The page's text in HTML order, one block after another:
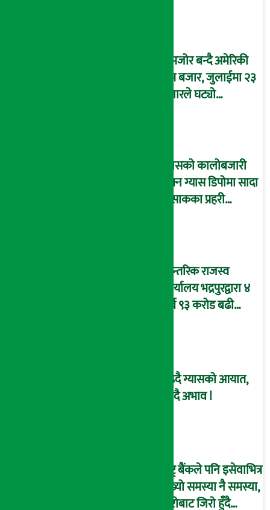
कमजोर बन्दै अमेरिकी
श्रम बजार, जुलाईमा २३
हजारले घट्यो
ग्यासको कालोबजारी
रोक्न ग्यास डिपोमा सादा
पोसाकका प्रहरी
आन्तरिक राजस्व
कार्यालय भद्रपुरद्वारा ४
अर्ब ९३ करोड बढी
बढ्दै ग्यासको आयात,
हट्दै अभाव !
राष्ट्र बैंकले पनि इसेवाभित्र
देख्यो समस्या नै समस्या,
हिरोबाट जिरो हुँदै